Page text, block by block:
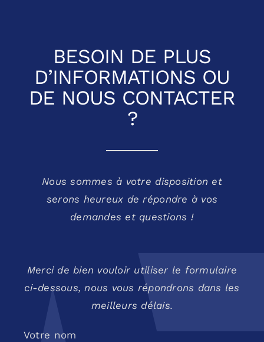
BESOIN DE PLUS
D’INFORMATIONS OU
DE NOUS CONTACTER
?
Nous sommes à votre disposition et
serons heureux de répondre à vos
demandes et questions !
Merci de bien vouloir utiliser le formulaire
ci-dessous, nous vous répondrons dans les
meilleurs délais.
Votre nom